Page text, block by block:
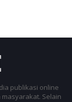
publikasi online
Selain